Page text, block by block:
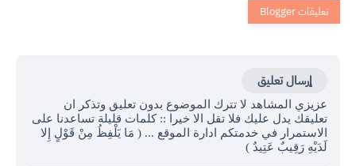
إرسال تعليق
عزيزي المشاهد لا تترك الموضوع بدون تعليق وتذكر ان
تعليقك يدل عليك فلا تقل الا خيرا :: كلمات قليلة تساعدنا على
الاستمرار في خدمتكم ادارة الموقع ... ( مَا يَلْفِظُ مِنْ قَوْلٍ إِلا
لَدَيْهِ رَقِيبٌ عَتِيدٌ )